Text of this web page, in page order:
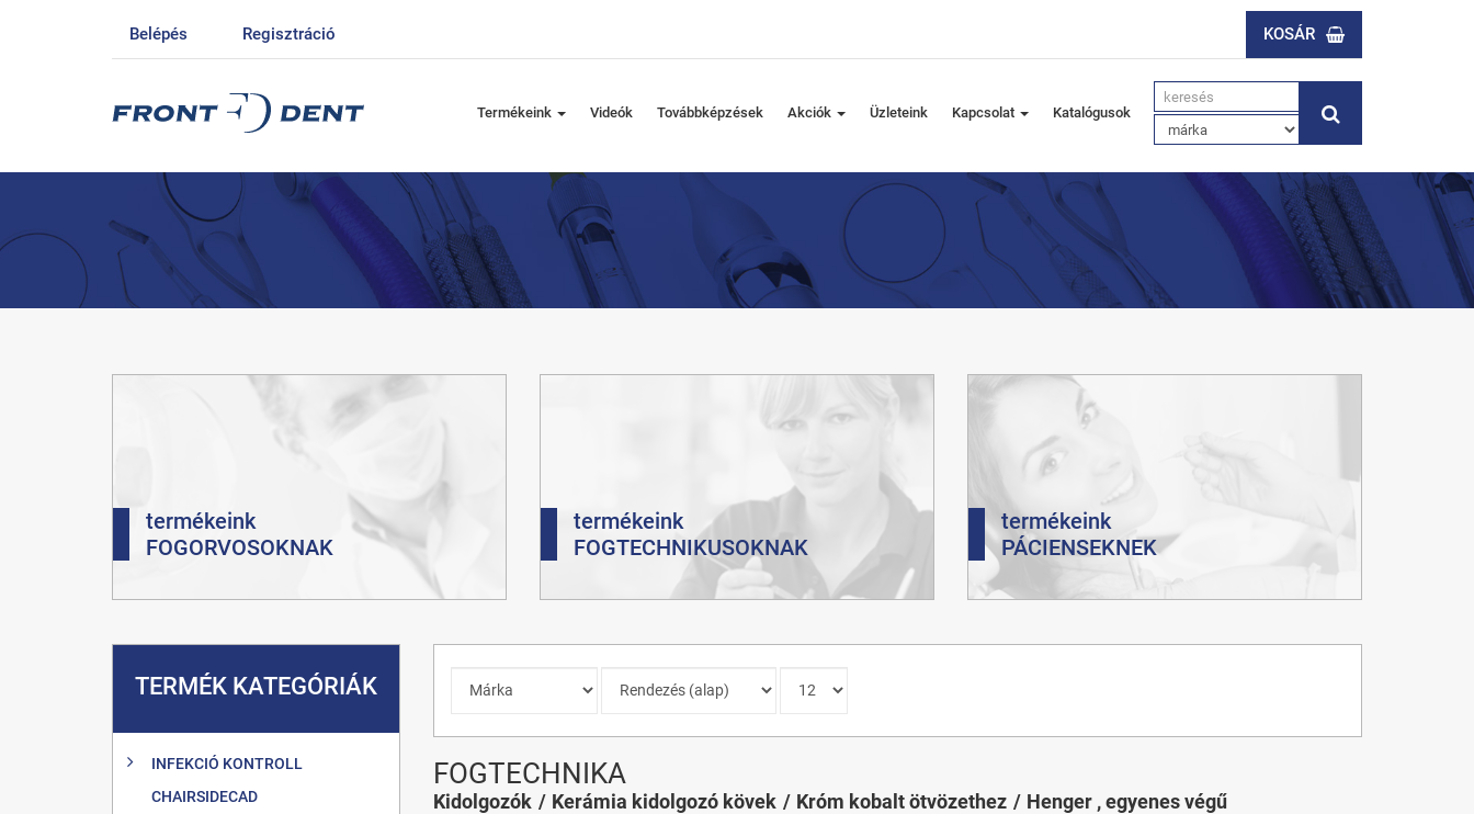
Belépés Regisztráció KOSÁR
Termékeink Videók Továbbképzések Akciók Üzleteink Kapcsolat Katalógusok
termékeink
FOGORVOSOKNAK
termékeink
FOGTECHNIKUSOKNAK
termékeink
PÁCIENSEKNEK
TERMÉK KATEGÓRIÁK
INFEKCIÓ KONTROLL
CHAIRSIDECAD
FOGTECHNIKA
Kidolgozók Kerámia kidolgozó kövek Króm kobalt ötvözethez Henger , egyenes végű